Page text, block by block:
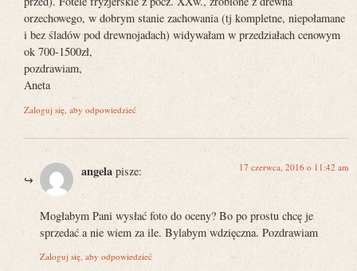
orzechowego, w dobrym stanie zachowania (tj kompletne, niepołamane
i bez śladów pod drewnojadach) widywałam w przedziałach cenowym
ok 700-1500zł,
pozdrawiam,
Aneta
Zaloguj się, aby odpowiedzieć
angela pisze: 17 czerwca, 2016 o 11:42 am
Mogłabym Pani wysłać foto do oceny? Bo po prostu chcę je
sprzedać a nie wiem za ile. Bylabym wdzięczna. Pozdrawiam
Zaloguj się, aby odpowiedzieć